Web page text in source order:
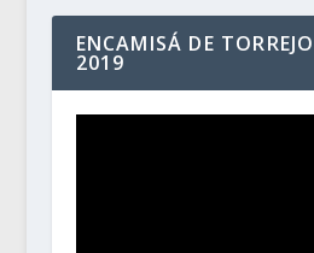
ENCAMISÁ DE
2019